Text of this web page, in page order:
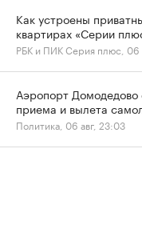
Как устроены
квартирах «Серии
РБК и ПИК Серия плюс, 06
Аэропорт Домодедово
приема и вылета
Политика, 06 авг, 23:03